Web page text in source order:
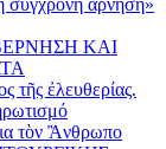
σύγχρονη ἄρνηση»
ΚΑΙ
τῆς ἐλευθερίας.
τὸν Ἂνθρωπο